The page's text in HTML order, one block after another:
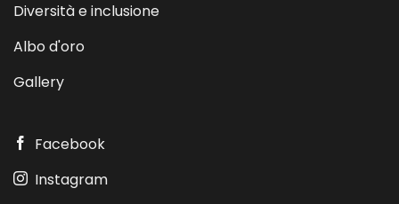
Diversità e inclusione
Albo d'oro
Gallery
Facebook
Instagram